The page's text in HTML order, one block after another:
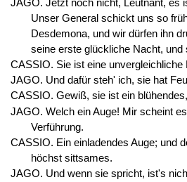
JAGO. Jetzt noch nicht, Leutnant, es
Unser General schickt uns so
Desdemona, und wir dürfen ihn
seine erste glückliche Nacht, und
CASSIO. Sie ist eine unvergleichliche
JAGO. Und dafür steh' ich, sie hat
CASSIO. Gewiß, sie ist ein
JAGO. Welch ein Auge! Mir scheint
Verführung.
CASSIO. Ein einladendes Auge; und
höchst sittsames.
JAGO. Und wenn sie spricht, ist's